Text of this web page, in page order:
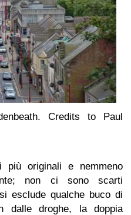
Credits to Paul
più originali e nemmeno
non ci sono scarti
esclude qualche buco di
dalle droghe, la doppia